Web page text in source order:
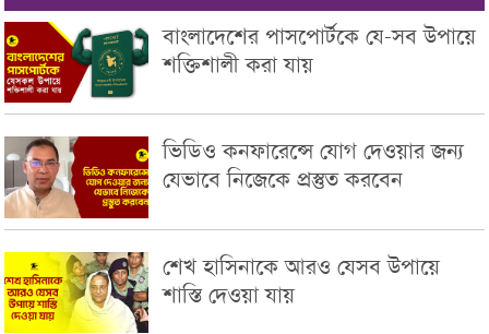
বাংলাদেশের পাসপোর্টকে যে-সব উপায়ে
শক্তিশালী করা যায়
ভিডিও কনফারেন্সে যোগ দেওয়ার জন্য
যেভাবে নিজেকে প্রস্তুত করবেন
শেখ হাসিনাকে আরও যেসব উপায়ে
শাস্তি দেওয়া যায়